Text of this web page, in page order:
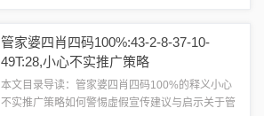
信息汇总，通常包含了彩票的期号、开奖号码...
管家婆四肖四码100%:43-2-8-37-10-
49T:28,小心不实推广策略
本文目录导读：管家婆四肖四码100%的释义小心
不实推广策略如何警惕虚假宣传建议与启示关于管